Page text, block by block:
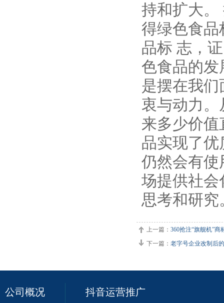
持和扩大。
得绿色食品
品标 志，
色食品的发
是摆在我
衷与动力
来多少价
品实现了
仍然会有使
场提供社会
思考和研究
上一篇： 360抢注“旗舰机”
下一篇： 老字号企业改制后
公司概况 抖音运营推广